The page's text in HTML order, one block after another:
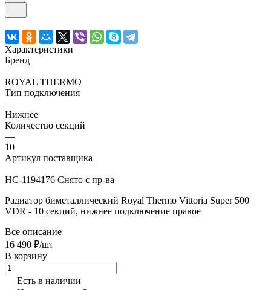
Характеристики
Бренд
—
ROYAL THERMO
Тип подключения
—
Нижнее
Количество секций
—
10
Артикул поставщика
—
НС-1194176 Снято с пр-ва
Радиатор биметаллический Royal Thermo Vittoria Super 500
VDR - 10 секций, нижнее подключение правое
Все описание
16 490 ₽/шт
В корзину
Есть в наличии